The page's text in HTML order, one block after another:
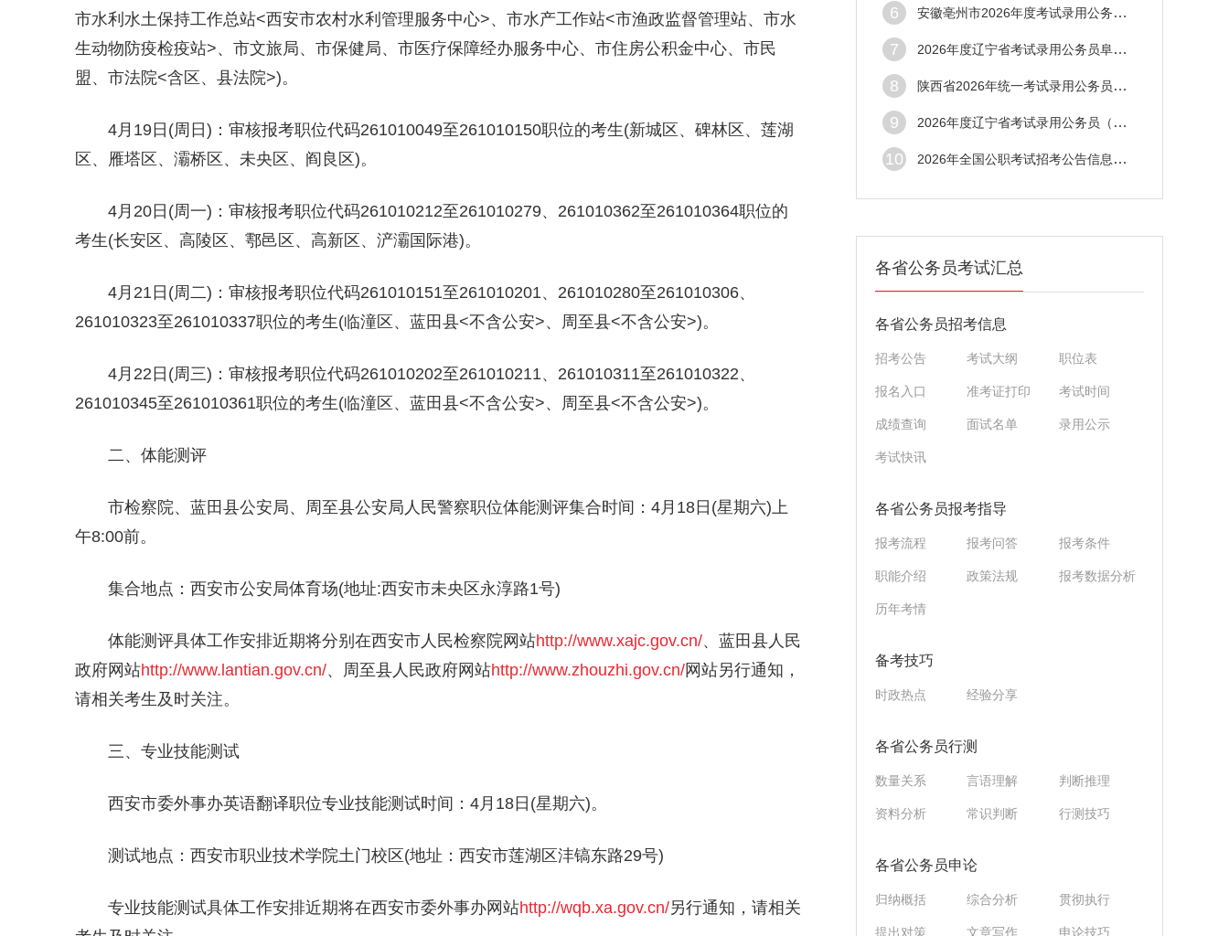
市水利水土保持工作总站<西安市农村水利管理服务中心>、市水产工作站<市渔政监督管理站、市水
生动物防疫检疫站>、市文旅局、市保健局、市医疗保障经办服务中心、市住房公积金中心、市民
盟、市法院<含区、县法院>)。
4月19日(周日)：审核报考职位代码261010049至261010150职位的考生(新城区、碑林区、莲湖
区、雁塔区、灞桥区、未央区、阎良区)。
4月20日(周一)：审核报考职位代码261010212至261010279、261010362至261010364职位的
考生(长安区、高陵区、鄠邑区、高新区、浐灞国际港)。
4月21日(周二)：审核报考职位代码261010151至261010201、261010280至261010306、
261010323至261010337职位的考生(临潼区、蓝田县<不含公安>、周至县<不含公安>)。
4月22日(周三)：审核报考职位代码261010202至261010211、261010311至261010322、
261010345至261010361职位的考生(临潼区、蓝田县<不含公安>、周至县<不含公安>)。
二、体能测评
市检察院、蓝田县公安局、周至县公安局人民警察职位体能测评集合时间：4月18日(星期六)上
午8:00前。
集合地点：西安市公安局体育场(地址:西安市未央区永淳路1号)
体能测评具体工作安排近期将分别在西安市人民检察院网站http://www.xajc.gov.cn/、蓝田县人民
政府网站http://www.lantian.gov.cn/、周至县人民政府网站http://www.zhouzhi.gov.cn/网站另行通知，
请相关考生及时关注。
三、专业技能测试
西安市委外事办英语翻译职位专业技能测试时间：4月18日(星期六)。
测试地点：西安市职业技术学院土门校区(地址：西安市莲湖区沣镐东路29号)
专业技能测试具体工作安排近期将在西安市委外事办网站http://wqb.xa.gov.cn/另行通知，请相关
6 安徽亳州市2026年度考试录用公务员笔试合格
7 2026年度辽宁省考试录用公务员阜新考区面试
8 陕西省2026年统一考试录用公务员笔试成绩查
9 2026年度辽宁省考试录用公务员（锦州考区）
10 2026年全国公职考试招考公告信息汇总（4月1
各省公务员考试汇总
各省公务员招考信息
招考公告 考试大纲 职位表
报名入口 准考证打印 考试时间
成绩查询 面试名单 录用公示
考试快讯
各省公务员报考指导
报考流程 报考问答 报考条件
职能介绍 政策法规 报考数据分析
历年考情
备考技巧
时政热点 经验分享
各省公务员行测
数量关系 言语理解 判断推理
资料分析 常识判断 行测技巧
各省公务员申论
归纳概括 综合分析 贯彻执行
提出对策 文章写作 申论技巧